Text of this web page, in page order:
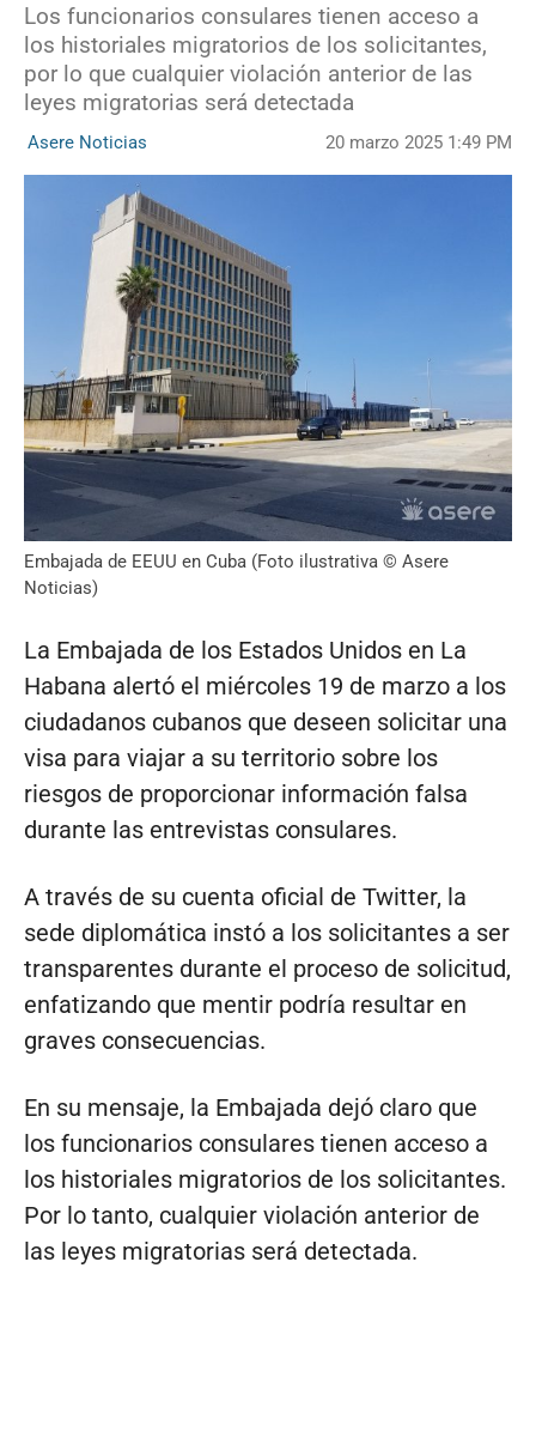
Los funcionarios consulares tienen acceso a
los historiales migratorios de los solicitantes,
por lo que cualquier violación anterior de las
leyes migratorias será detectada
Asere Noticias 20 marzo 2025 1:49 PM
Embajada de EEUU en Cuba (Foto ilustrativa © Asere
Noticias)
La Embajada de los Estados Unidos en La
Habana alertó el miércoles 19 de marzo a los
ciudadanos cubanos que deseen solicitar una
visa para viajar a su territorio sobre los
riesgos de proporcionar información falsa
durante las entrevistas consulares.
A través de su cuenta oficial de Twitter, la
sede diplomática instó a los solicitantes a ser
transparentes durante el proceso de solicitud,
enfatizando que mentir podría resultar en
graves consecuencias.
En su mensaje, la Embajada dejó claro que
los funcionarios consulares tienen acceso a
los historiales migratorios de los solicitantes.
Por lo tanto, cualquier violación anterior de
las leyes migratorias será detectada.